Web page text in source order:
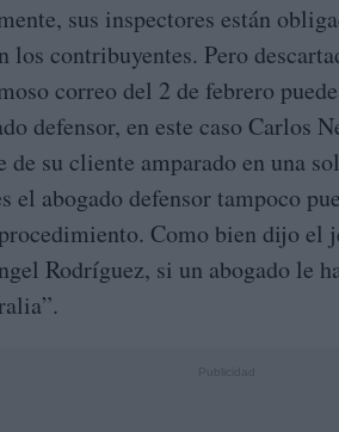
sus inspectores están
los contribuyentes. Pero
correo del 2 de febrero
defensor, en este caso Carlos
de su cliente amparado en una
el abogado defensor tampoco
Como bien dijo el
Rodríguez, si un abogado le